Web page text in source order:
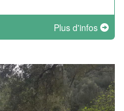
Plus d'infos